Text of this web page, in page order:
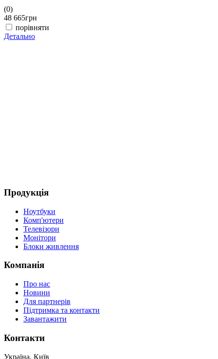
(0)
48 665грн
порівняти
Детально
Продукція
Ноутбуки
Комп'ютери
Телевізори
Монітори
Блоки живлення
Компанія
Про нас
Новини
Для партнерів
Підтримка та контакти
Завантажити
Контакти
Україна, Київ